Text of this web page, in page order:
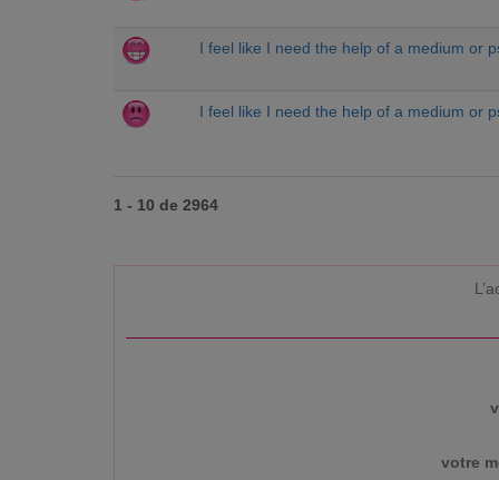
I feel like I need the help of a medium or
I feel like I need the help of a medium or
1 - 10 de 2964
votre